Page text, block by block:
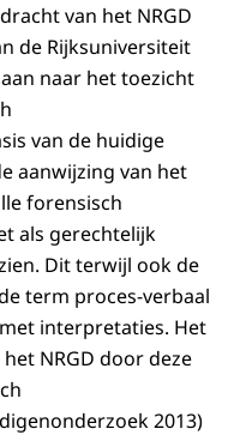
van het NRGD
de Rijksuniversiteit
naar het toezicht
van de huidige
aanwijzing van het
forensisch
als gerechtelijk
Dit terwijl ook de
term proces-verbaal
interpretaties. Het
NRGD door deze
2013)